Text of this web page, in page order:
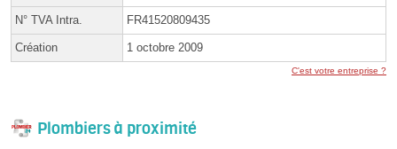
N° TVA Intra. FR41520809435
Création 1 octobre 2009
C'est votre entreprise ?
Plombiers à proximité